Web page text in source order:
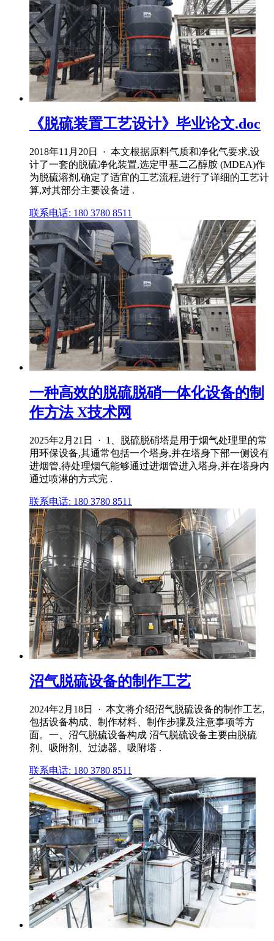
《脱硫装置工艺设计》毕业论文.doc
2018年11月20日 · 本文根据原料气质和净化气要求,设
计了一套的脱硫净化装置,选定甲基二乙醇胺 (MDEA)作
为脱硫溶剂,确定了适宜的工艺流程,进行了详细的工艺计
算,对其部分主要设备进 .
联系电话: 180 3780 8511
一种高效的脱硫脱硝一体化设备的制
作方法 X技术网
2025年2月21日 · 1、脱硫脱硝塔是用于烟气处理里的常
用环保设备,其通常包括一个塔身,并在塔身下部一侧设有
进烟管,待处理烟气能够通过进烟管进入塔身,并在塔身内
通过喷淋的方式完 .
联系电话: 180 3780 8511
沼气脱硫设备的制作工艺
2024年2月18日 · 本文将介绍沼气脱硫设备的制作工艺,
包括设备构成、制作材料、制作步骤及注意事项等方
面。一、沼气脱硫设备构成 沼气脱硫设备主要由脱硫
剂、吸附剂、过滤器、吸附塔 .
联系电话: 180 3780 8511